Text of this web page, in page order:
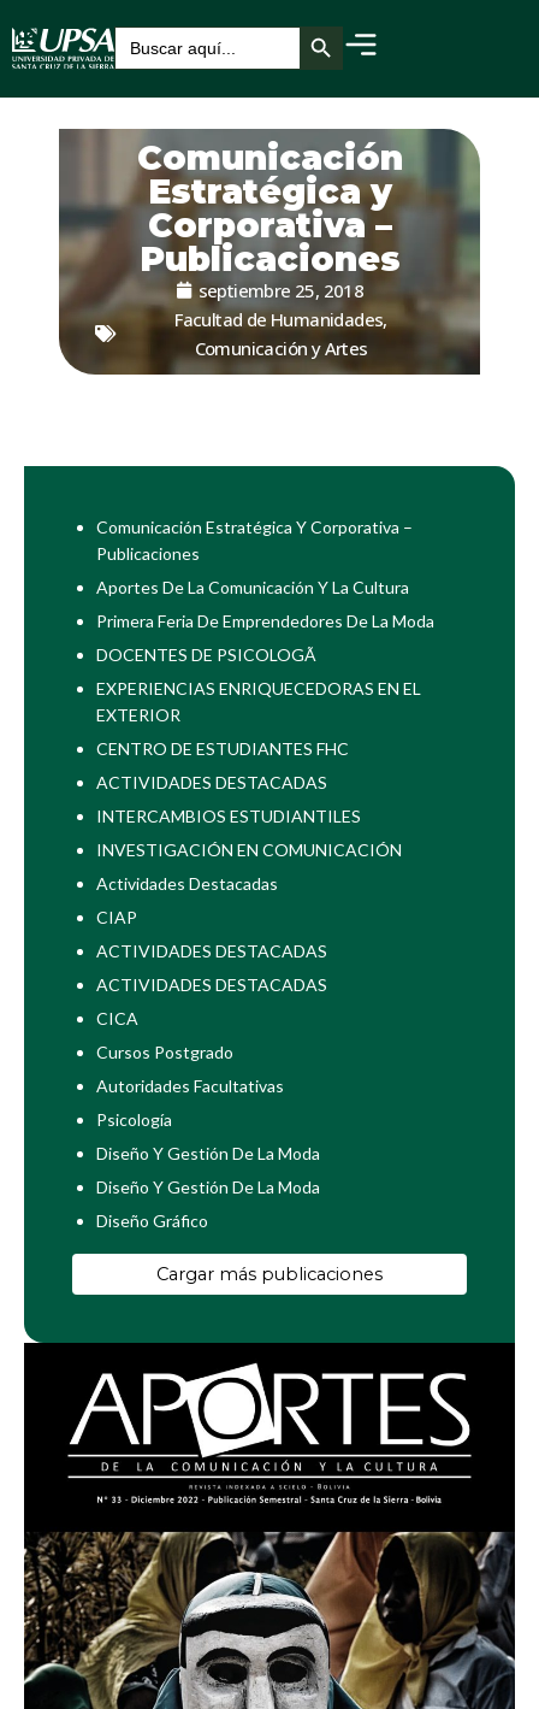
Buscar: Botón de búsqueda
Comunicación
Estratégica y
Corporativa –
Publicaciones
septiembre 25, 2018
Facultad de Humanidades,
Comunicación y Artes
Comunicación Estratégica Y Corporativa –
Publicaciones
Aportes De La Comunicación Y La Cultura
Primera Feria De Emprendedores De La Moda
DOCENTES DE PSICOLOGÃ
EXPERIENCIAS ENRIQUECEDORAS EN EL
EXTERIOR
CENTRO DE ESTUDIANTES FHC
ACTIVIDADES DESTACADAS
INTERCAMBIOS ESTUDIANTILES
INVESTIGACIÓN EN COMUNICACIÓN
Actividades Destacadas
CIAP
ACTIVIDADES DESTACADAS
ACTIVIDADES DESTACADAS
CICA
Cursos Postgrado
Autoridades Facultativas
Psicología
Diseño Y Gestión De La Moda
Diseño Y Gestión De La Moda
Diseño Gráfico
Cargar más publicaciones